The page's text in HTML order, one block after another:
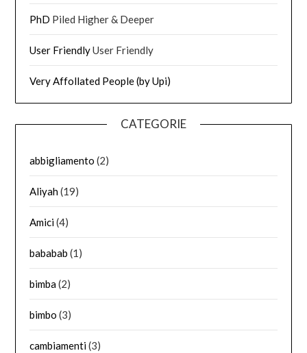
PhD Piled Higher & Deeper
User FriendlyUser Friendly
Very Affollated People (by Upi)
CATEGORIE
abbigliamento (2)
Aliyah(19)
Amici(4)
bababab (1)
bimba(2)
bimbo (3)
cambiamenti(3)